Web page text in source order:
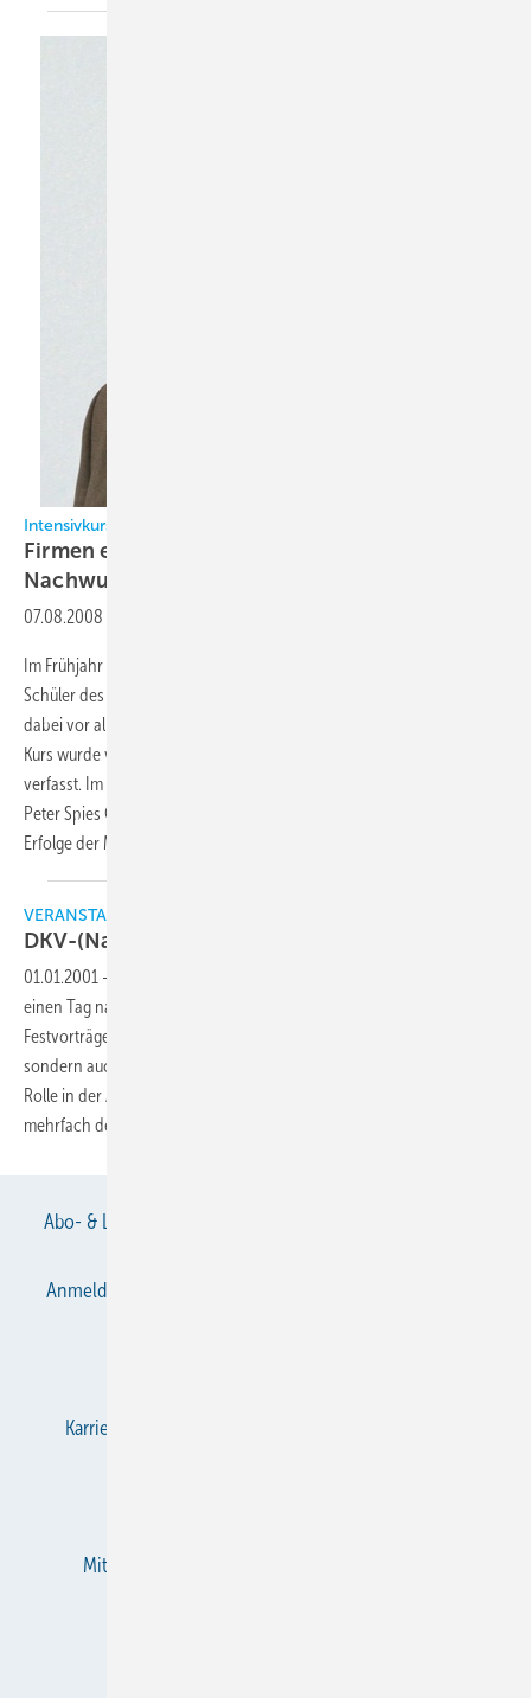
Intensivkurs in Sachen Schadensanalyse bei Bock
Firmen engagieren sich für die Ausbildung des
Nachwuchses
07.08.2008
Im Frühjahr veranstaltete der Verdichterhersteller Bock einen Kurs für
Schüler des Beruflichen Schulzentrums Leonberg. Breiten Raum nahm
dabei vor allem die praktische Fehleranalyse ein. Der Bericht über den
Kurs wurde von den Berufsschülern Viktor Dinges und Gino Rotolo
verfasst. Im Interview unten auf dieser Seite erklärt Schulungsleiter
Peter Spies Gründe für dieses Engagement des Herstellers und zeigt
Erfolge der Maßnahmen auf.
VERANSTALTUNGEN
DKV-(Nachwuchs-)Tagung
01.01.2001 -
einen Tag nach Buß- und Bettag mit der Eröffnungssitzung nebst
Festvorträgen und Ehrungen. Daß aber nicht nur Traditionen,
sondern auch die Protektion des Ingenieur-Nachwuchses eine große
Rolle in der Arbeit des Vereins spielen, wurde dieses Mal gleich
mehrfach deutlich.
Abo- & Leserservice
Anmelden
Karriere bei Gentner
Mitgliedschaften und Engagement